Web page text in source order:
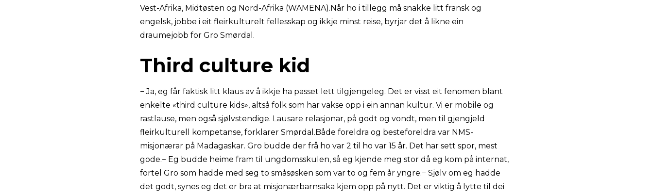
Vest-Afrika, Midtøsten og Nord-Afrika (WAMENA).Når ho i tillegg må snakke litt fransk og
engelsk, jobbe i eit fleirkulturelt fellesskap og ikkje minst reise, byrjar det å likne ein
draumejobb for Gro Smørdal.
Third culture kid
− Ja, eg får faktisk litt klaus av å ikkje ha passet lett tilgjengeleg. Det er visst eit fenomen blant
enkelte «third culture kids», altså folk som har vakse opp i ein annan kultur. Vi er mobile og
rastlause, men også sjølvstendige. Lausare relasjonar, på godt og vondt, men til gjengjeld
fleirkulturell kompetanse, forklarer Smørdal.Både foreldra og besteforeldra var NMS-
misjonærar på Madagaskar. Gro budde der frå ho var 2 til ho var 15 år. Det har sett spor, mest
gode.− Eg budde heime fram til ungdomsskulen, så eg kjende meg stor då eg kom på internat,
fortel Gro som hadde med seg to småsøsken som var to og fem år yngre.− Sjølv om eg hadde
det godt, synes eg det er bra at misjonærbarnsaka kjem opp på nytt. Det er viktig å lytte til dei